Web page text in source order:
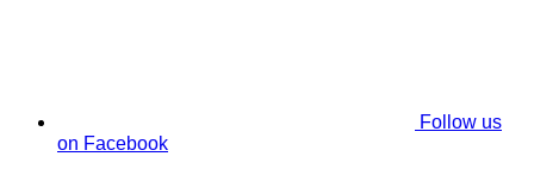
Follow us
on Facebook